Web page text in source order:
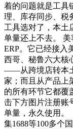
着的问题就是工具
理、库存同步、税
工具选对了，本土
单量还上不去。
ERP。它已经接入
西哥、秘鲁六大核
——从跨境店转本
家；而且从产品上
的所有环节它都覆
击下方图片注册账
单量，永久使用。
集1688等100多个